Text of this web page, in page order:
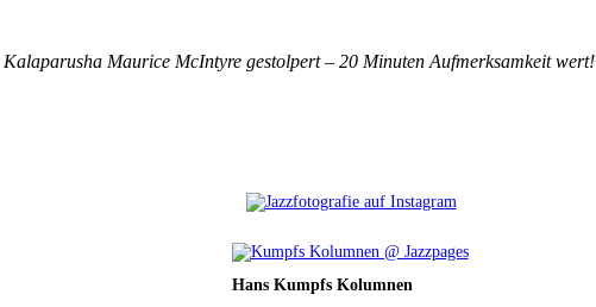
Maurice McIntyre gestolpert – 20 Minuten Aufmerksamkeit wert!
Hans Kumpfs Kolumnen